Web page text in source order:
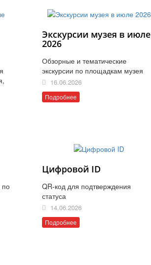
Экскурсии музея в июле
2026
Обзорные и тематические
экскурсии по площадкам музея
16.06.2026
Подробнее
по
Цифровой ID
QR-код для подтверждения
статуса
14.06.2026
Подробнее